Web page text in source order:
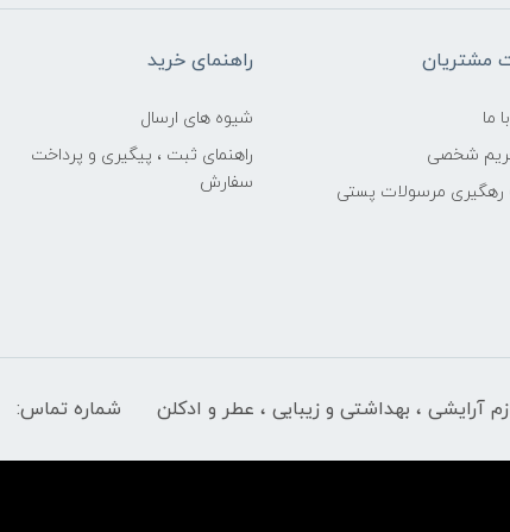
مشتریان
ما
شخصی
رهگیری مرسولات پستی
راهنمای خرید
شیوه های ارسال
راهنمای ثبت ، پیگیری و پرداخت
سفارش
آرایشی ، بهداشتی و زیبایی ، عطر و ادکلن شماره تماس: